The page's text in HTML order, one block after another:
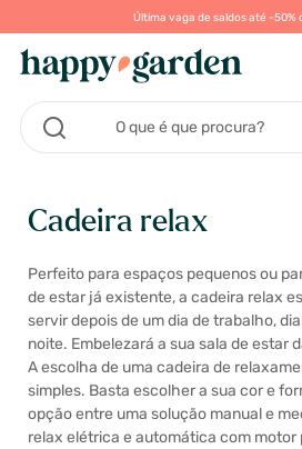
Última vaga de saldos até -50%
Cadeira relax
Perfeito para espaços pequenos ou
de estar já existente, a cadeira relax
servir depois de um dia de trabalho,
noite. Embelezará a sua sala de estar
A escolha de uma cadeira de
simples. Basta escolher a sua cor e
opção entre uma solução manual e
relax elétrica e automática com motor